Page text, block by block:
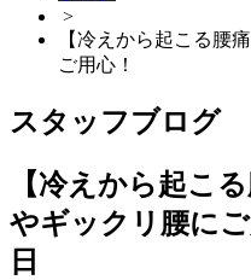
>
【冷えから起こる腰
ご用心！
スタッフブログ
【冷えから起こ
やギックリ腰にご
日